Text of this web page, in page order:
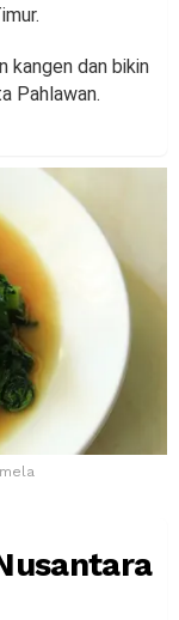
kangen dan bikin
Pahlawan.